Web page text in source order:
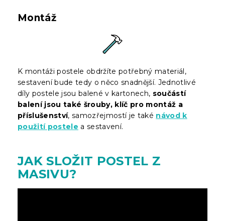
Montáž
K montáži postele obdržíte potřebný materiál,
sestavení bude tedy o něco snadnější. Jednotlivé
díly postele jsou balené v kartonech, součástí
balení jsou také šrouby, klíč pro montáž a
příslušenství, samozřejmostí je také návod k
použití postele a sestavení.
JAK SLOŽIT POSTEL Z
MASIVU?